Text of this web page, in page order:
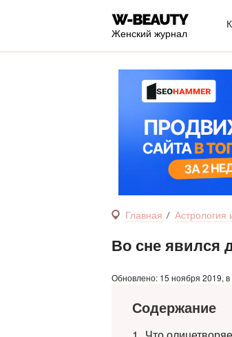
Женский журнал
Главная Астрология
Во сне явился
Обновлено: 15 ноября 2019, в
Содержание